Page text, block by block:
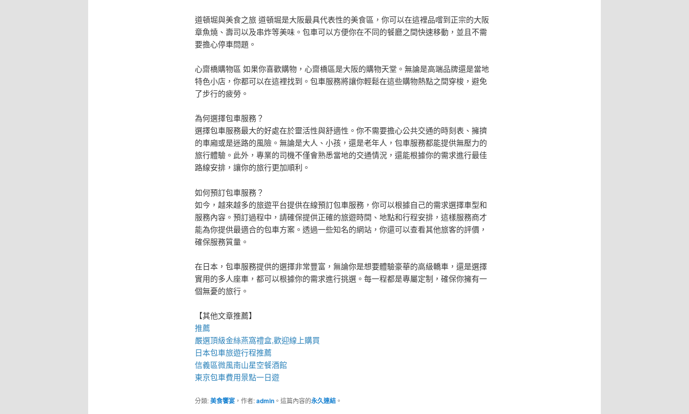
道頓堀與美食之旅 道頓堀是大阪最具代表性的美食區，你可以在這裡品嚐到正宗的大阪
章魚燒、壽司以及串炸等美味。包車可以方便你在不同的餐廳之間快速移動，並且不需
要擔心停車問題。
心齋橋購物區 如果你喜歡購物，心齋橋區是大阪的購物天堂。無論是高端品牌還是當地
特色小店，你都可以在這裡找到。包車服務將讓你輕鬆在這些購物熱點之間穿梭，避免
了步行的疲勞。
為何選擇包車服務？
選擇包車服務最大的好處在於靈活性與舒適性。你不需要擔心公共交通的時刻表、擁擠
的車廂或是迷路的風險。無論是大人、小孩，還是老年人，包車服務都能提供無壓力的
旅行體驗。此外，專業的司機不僅會熟悉當地的交通情況，還能根據你的需求進行最佳
路線安排，讓你的旅行更加順利。
如何預訂包車服務？
如今，越來越多的旅遊平台提供在線預訂包車服務，你可以根據自己的需求選擇車型和
服務內容。預訂過程中，請確保提供正確的旅遊時間、地點和行程安排，這樣服務商才
能為你提供最適合的包車方案。透過一些知名的網站，你還可以查看其他旅客的評價，
確保服務質量。
在日本，包車服務提供的選擇非常豐富，無論你是想要體驗豪華的高級轎車，還是選擇
實用的多人座車，都可以根據你的需求進行挑選。每一程都是專屬定制，確保你擁有一
個無憂的旅行。
【其他文章推薦】
推薦
嚴選頂級金絲燕窩禮盒,歡迎線上購買
日本包車旅遊行程推薦
信義區微風南山星空餐酒館
東京包車費用景點一日遊
分類:美食饗宴，作者:admin。這篇內容的永久連結。